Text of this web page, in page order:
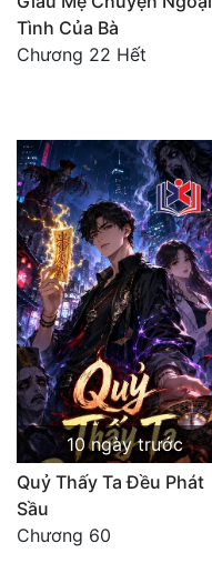
Hài Hước
Khoa Huyễn
Khoa Huyễn Không Gian
Kinh Dị
Kiếm Hiệp
Kỳ Huyễn
Kỳ Ảo
Linh Dị
Làm Giàu
Lịch Sử
Tình Của Bà
Chương 22 Hết
10 ngày trước
Quỷ Thấy Ta Đều Phát
Sầu
Chương 60